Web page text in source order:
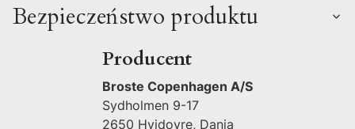
Bezpieczeństwo produktu
Producent
Broste Copenhagen A/S
Sydholmen 9-17
2650 Hvidovre, Dania